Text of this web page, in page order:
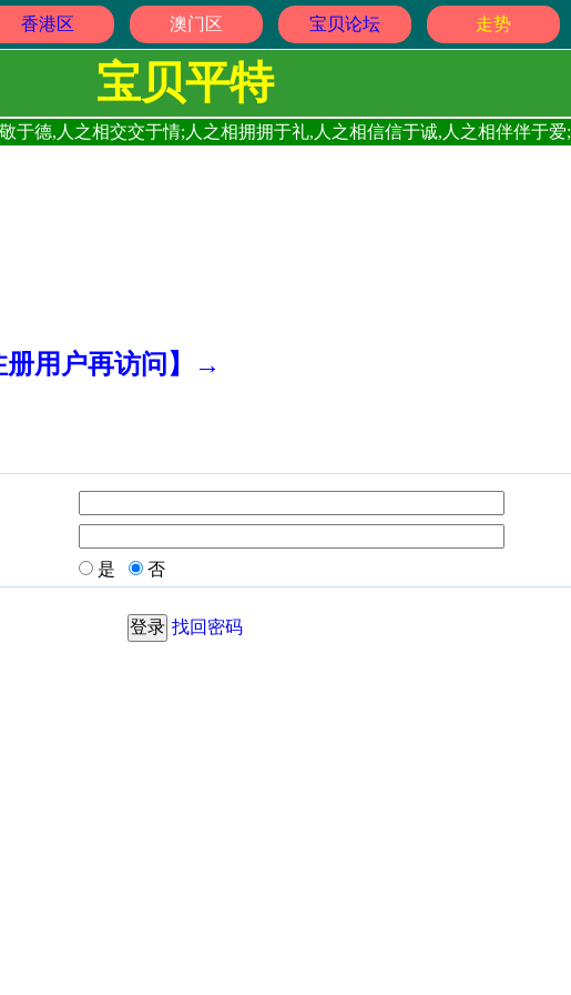
香港区 澳门区 宝贝论坛 走势
宝贝平特
于德,人之相交交于情;人之相拥拥于礼,人之相信信于诚,人之相伴伴于爱;
册用户再访问】→
是 否
找回密码